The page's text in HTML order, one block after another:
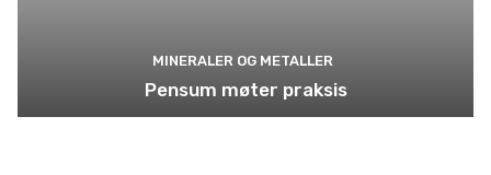
MINERALER OG METALLER
Pensum møter praksis